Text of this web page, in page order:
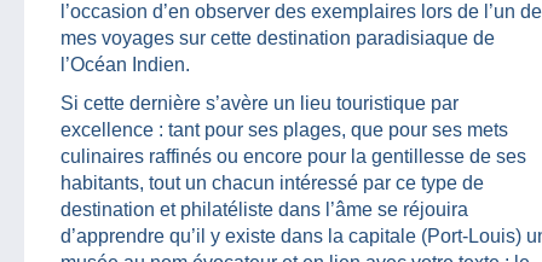
l’occasion d’en observer des exemplaires lors de l’un de
mes voyages sur cette destination paradisiaque de
l’Océan Indien.
Si cette dernière s’avère un lieu touristique par
excellence : tant pour ses plages, que pour ses mets
culinaires raffinés ou encore pour la gentillesse de ses
habitants, tout un chacun intéressé par ce type de
destination et philatéliste dans l’âme se réjouira
d’apprendre qu’il y existe dans la capitale (Port-Louis)